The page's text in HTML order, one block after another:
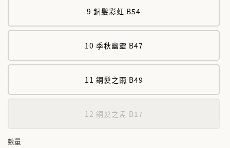
9 銅髮彩虹 B54
10 季秋幽靈 B47
11 銅髮之雨 B49
12 銅髮之孟 B17
數量